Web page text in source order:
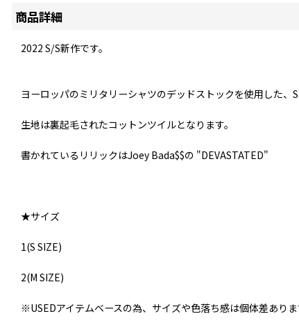
商品詳細
2022 S/S新作です。
ヨーロッパのミリタリーシャツのデッドストックを使用した、
生地は裏起毛されたコットンツイルとなります。
書かれているリリックはJoey Bada$$の "DEVASTATED"
★サイズ
1(S SIZE)
2(M SIZE)
※USEDアイテムベースの為、サイズや色落ち感は個体差ありま